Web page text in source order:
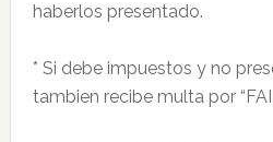
haberlos presentado.
* Si debe impuestos y no
tambien recibe multa por